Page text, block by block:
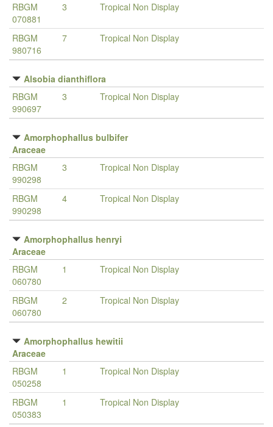
RBGM
070881
3 Tropical Non Display
RBGM
980716
7 Tropical Non Display
Alsobia dianthiflora
RBGM
990697
3 Tropical Non Display
Amorphophallus bulbifer
Araceae
RBGM
990298
3 Tropical Non Display
RBGM
990298
4 Tropical Non Display
Amorphophallus henryi
Araceae
RBGM
060780
1 Tropical Non Display
RBGM
060780
2 Tropical Non Display
Amorphophallus hewitii
Araceae
RBGM
050258
1 Tropical Non Display
RBGM
050383
1 Tropical Non Display